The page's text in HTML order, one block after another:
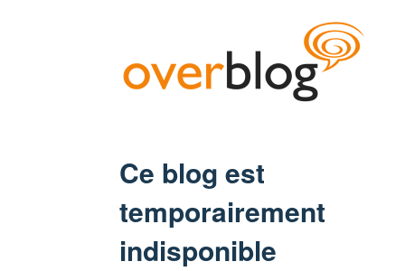
Ce blog est
temporairement
indisponible